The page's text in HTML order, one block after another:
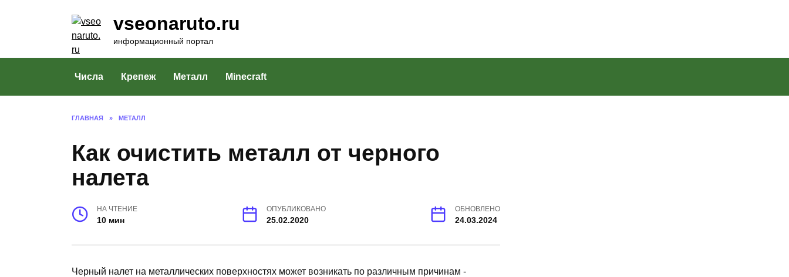
vseonaruto.ru
информационный портал
Числа Крепеж Металл Minecraft
ГЛАВНАЯ » МЕТАЛЛ
Как очистить металл от черного
налета
НА ЧТЕНИЕ
10 мин
ОПУБЛИКОВАНО
25.02.2020
ОБНОВЛЕНО
24.03.2024
Черный налет на металлических поверхностях может возникать по различным причинам -